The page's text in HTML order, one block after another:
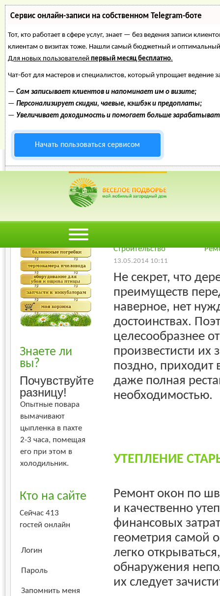
Сервис онлайн-записи на собственном Telegram-боте
Тот, кто работает в сфере услуг, знает — без ведения записи
клиентам о визитах тоже. Нашли самый бюджетный и
Для новых пользователей первый месяц бесплатно.
Чат-бот для мастеров и специалистов, который упрощает ведение
— Сам записывает клиентов и напоминает им о визите;
— Персонализирует скидки, чаевые, кэшбэк и предоплаты;
— Увеличивает доходимость и помогает больше
Начать пользоваться сервисом
реставрация старых окон по шведской технологии.
Энциклопедия
Знаете ли
вы?
Почувствуйте
разницу!
Опытные повара
вымачивают
цыпленка в пахте
2-3 часа, помещая
его при этом в
холодильник.
Кто на сайте
Сейчас 413
гостей онлайн
Логин
Пароль
Запомнить меня
Ремонт и
Рейтинг пользователей:
Строительство
-
13.05.2014 10:11
Не секрет, что
преимуществ
наверное, нет
достоинствах.
целесообразнее
произвестисти их
поздно, приходит
даже полная
необходимостью.
УТЕПЛЕНИЕ
Ремонт окон по
и качественно
финансовых
геометрия самой
легко
обнаружения
их следует